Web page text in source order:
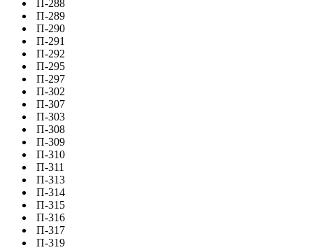
П-288
П-289
П-290
П-291
П-292
П-295
П-297
П-302
П-307
П-303
П-308
П-309
П-310
П-311
П-313
П-314
П-315
П-316
П-317
П-319